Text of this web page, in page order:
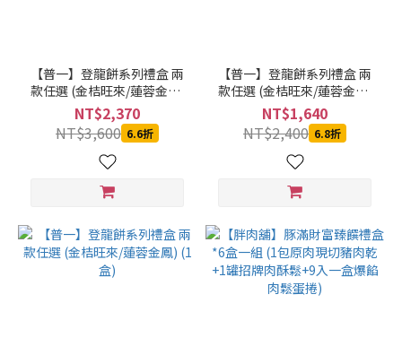
【普一】登龍餅系列禮盒 兩
款任選 (金桔旺來/蓮蓉金鳳)
(3盒)
NT$2,370
NT$3,600 6.6折
【普一】登龍餅系列禮盒 兩
款任選 (金桔旺來/蓮蓉金鳳)
(2盒)
NT$1,640
NT$2,400 6.8折